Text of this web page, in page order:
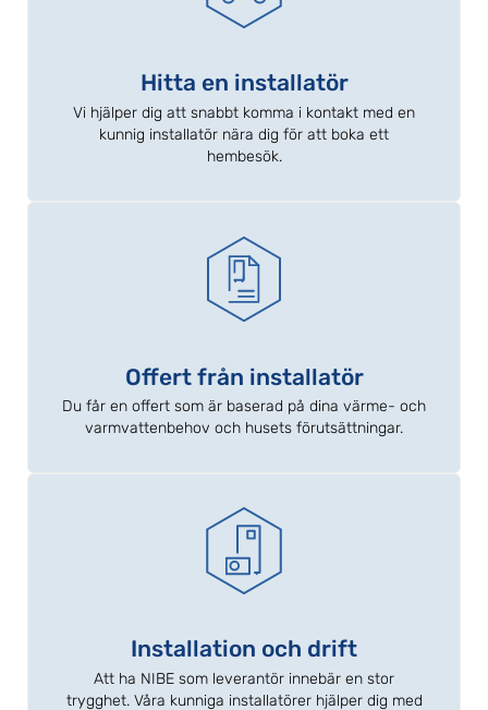
Hitta en installatör
Vi hjälper dig att snabbt komma i kontakt med en
kunnig installatör nära dig för att boka ett
hembesök.
Offert från installatör
Du får en offert som är baserad på dina värme- och
varmvattenbehov och husets förutsättningar.
Installation och drift
Att ha NIBE som leverantör innebär en stor
trygghet. Våra kunniga installatörer hjälper dig med